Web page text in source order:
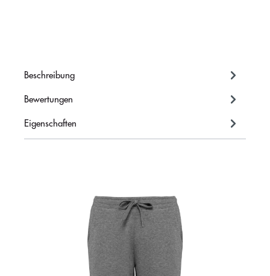
Beschreibung
Bewertungen
Eigenschaften